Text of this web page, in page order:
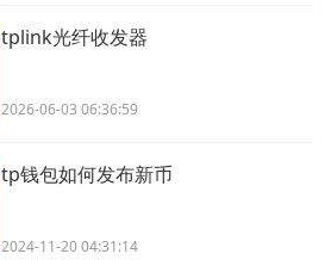
tplink光纤收发器
2026-06-03 06:36:59
tp钱包如何发布新币
2024-11-20 04:31:14